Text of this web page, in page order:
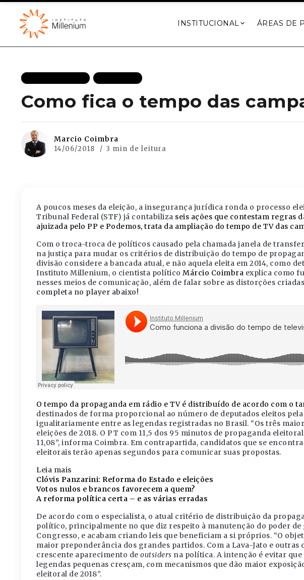
INSTITUCIONAL ÁREAS DE
Como fica o tempo das
Marcio Coimbra
14/06/2018 3 min de leitura
A poucos meses da eleição, a insegurança jurídica ronda o processo
Tribunal Federal (STF) já contabiliza seis ações que contestam regras
ajuizada pelo PP e Podemos, trata da ampliação do tempo de TV das
Com o troca-troca de políticos causado pela chamada janela de
na justiça para mudar os critérios de distribuição do tempo de
divisão considere a bancada atual, e não aquela eleita em 2014, como
Instituto Millenium, o cientista político Márcio Coimbra explica como
nesses meios de comunicação, além de falar sobre as distorções
completa no player abaixo!
O tempo da propaganda em rádio e TV é distribuído de acordo com o
destinados de forma proporcional ao número de deputados eleitos
igualitariamente entre as legendas registradas no Brasil. “Os três
eleições de 2018. O PT com 11,5 dos 95 minutos de propaganda
11,08”, informa Coimbra. Em contrapartida, candidatos que se
eleitorais terão apenas segundos para comunicar suas propostas.
Leia mais
Clóvis Panzarini: Reforma do Estado e eleições
Votos nulos e brancos favorecem a quem?
A reforma política certa – e as várias erradas
De acordo com o especialista, o atual critério de distribuição da
político, principalmente no que diz respeito à manutenção do poder de
Congresso, e acabam criando leis que beneficiam a si próprios. “O
maior preponderância dos grandes partidos. Com a Lava-Jato e outras
crescente aparecimento de outsiders na política. A intenção é evitar que
legendas pequenas cresçam, com mecanismos que dão maior
eleitoral de 2018”.